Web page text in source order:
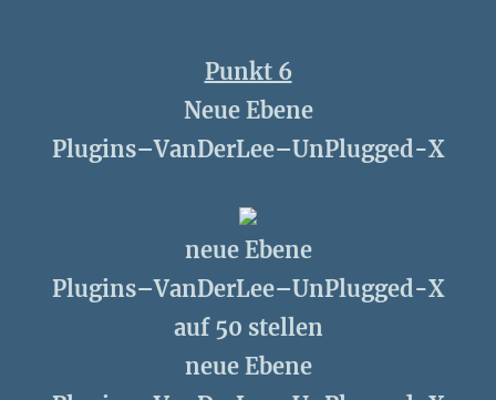
Punkt 6
Neue Ebene
Plugins–VanDerLee–UnPlugged-X
neue Ebene
Plugins–VanDerLee–UnPlugged-X
auf 50 stellen
neue Ebene